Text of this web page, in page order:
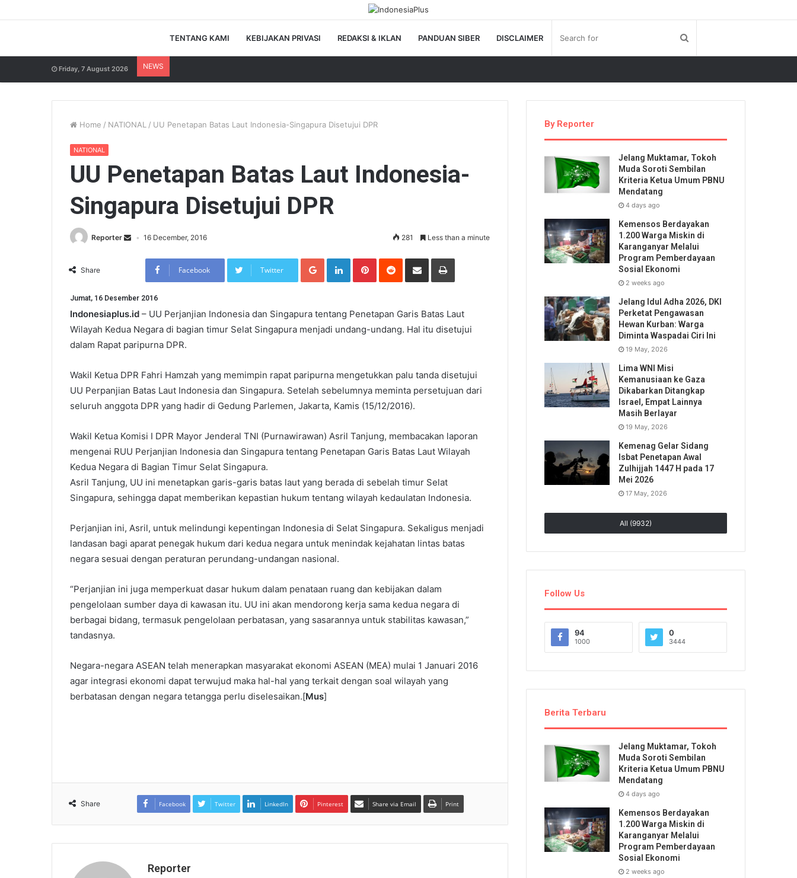
TENTANG KAMI KEBIJAKAN PRIVASI REDAKSI & IKLAN PANDUAN SIBER DISCLAIMER
Friday, 7 August 2026 NEWS
Home / NATIONAL / UU Penetapan Batas Laut Indonesia-Singapura Disetujui DPR
NATIONAL
UU Penetapan Batas Laut Indonesia-
Singapura Disetujui DPR
Reporter 16 December, 2016 281 Less than a minute
Share Facebook Twitter
Google+LinkedInPinterestReddit Share via Email Print
Jumat, 16 Desember 2016
Indonesiaplus.id – UU Perjanjian Indonesia dan Singapura tentang Penetapan Garis Batas Laut
Wilayah Kedua Negara di bagian timur Selat Singapura menjadi undang-undang. Hal itu disetujui
dalam Rapat paripurna DPR.
Wakil Ketua DPR Fahri Hamzah yang memimpin rapat paripurna mengetukkan palu tanda disetujui
UU Perpanjian Batas Laut Indonesia dan Singapura. Setelah sebelumnya meminta persetujuan dari
seluruh anggota DPR yang hadir di Gedung Parlemen, Jakarta, Kamis (15/12/2016).
Wakil Ketua Komisi I DPR Mayor Jenderal TNI (Purnawirawan) Asril Tanjung, membacakan laporan
mengenai RUU Perjanjian Indonesia dan Singapura tentang Penetapan Garis Batas Laut Wilayah
Kedua Negara di Bagian Timur Selat Singapura.
Asril Tanjung, UU ini menetapkan garis-garis batas laut yang berada di sebelah timur Selat
Singapura, sehingga dapat memberikan kepastian hukum tentang wilayah kedaulatan Indonesia.
Perjanjian ini, Asril, untuk melindungi kepentingan Indonesia di Selat Singapura. Sekaligus menjadi
landasan bagi aparat penegak hukum dari kedua negara untuk menindak kejahatan lintas batas
negara sesuai dengan peraturan perundang-undangan nasional.
“Perjanjian ini juga memperkuat dasar hukum dalam penataan ruang dan kebijakan dalam
pengelolaan sumber daya di kawasan itu. UU ini akan mendorong kerja sama kedua negara di
berbagai bidang, termasuk pengelolaan perbatasan, yang sasarannya untuk stabilitas kawasan,”
tandasnya.
Negara-negara ASEAN telah menerapkan masyarakat ekonomi ASEAN (MEA) mulai 1 Januari 2016
agar integrasi ekonomi dapat terwujud maka hal-hal yang terkait dengan soal wilayah yang
berbatasan dengan negara tetangga perlu diselesaikan.[Mus]
Share Facebook Twitter LinkedIn Pinterest Share via Email Print
Reporter
By Reporter
Jelang Muktamar, Tokoh
Muda Soroti Sembilan
Kriteria Ketua Umum PBNU
Mendatang
4 days ago
Kemensos Berdayakan
1.200 Warga Miskin di
Karanganyar Melalui
Program Pemberdayaan
Sosial Ekonomi
2 weeks ago
Jelang Idul Adha 2026, DKI
Perketat Pengawasan
Hewan Kurban: Warga
Diminta Waspadai Ciri Ini
19 May, 2026
Lima WNI Misi
Kemanusiaan ke Gaza
Dikabarkan Ditangkap
Israel, Empat Lainnya
Masih Berlayar
19 May, 2026
Kemenag Gelar Sidang
Isbat Penetapan Awal
Zulhijjah 1447 H pada 17
Mei 2026
17 May, 2026
All (9932)
Follow Us
94
1000
0
3444
Berita Terbaru
Jelang Muktamar, Tokoh
Muda Soroti Sembilan
Kriteria Ketua Umum PBNU
Mendatang
4 days ago
Kemensos Berdayakan
1.200 Warga Miskin di
Karanganyar Melalui
Program Pemberdayaan
Sosial Ekonomi
2 weeks ago